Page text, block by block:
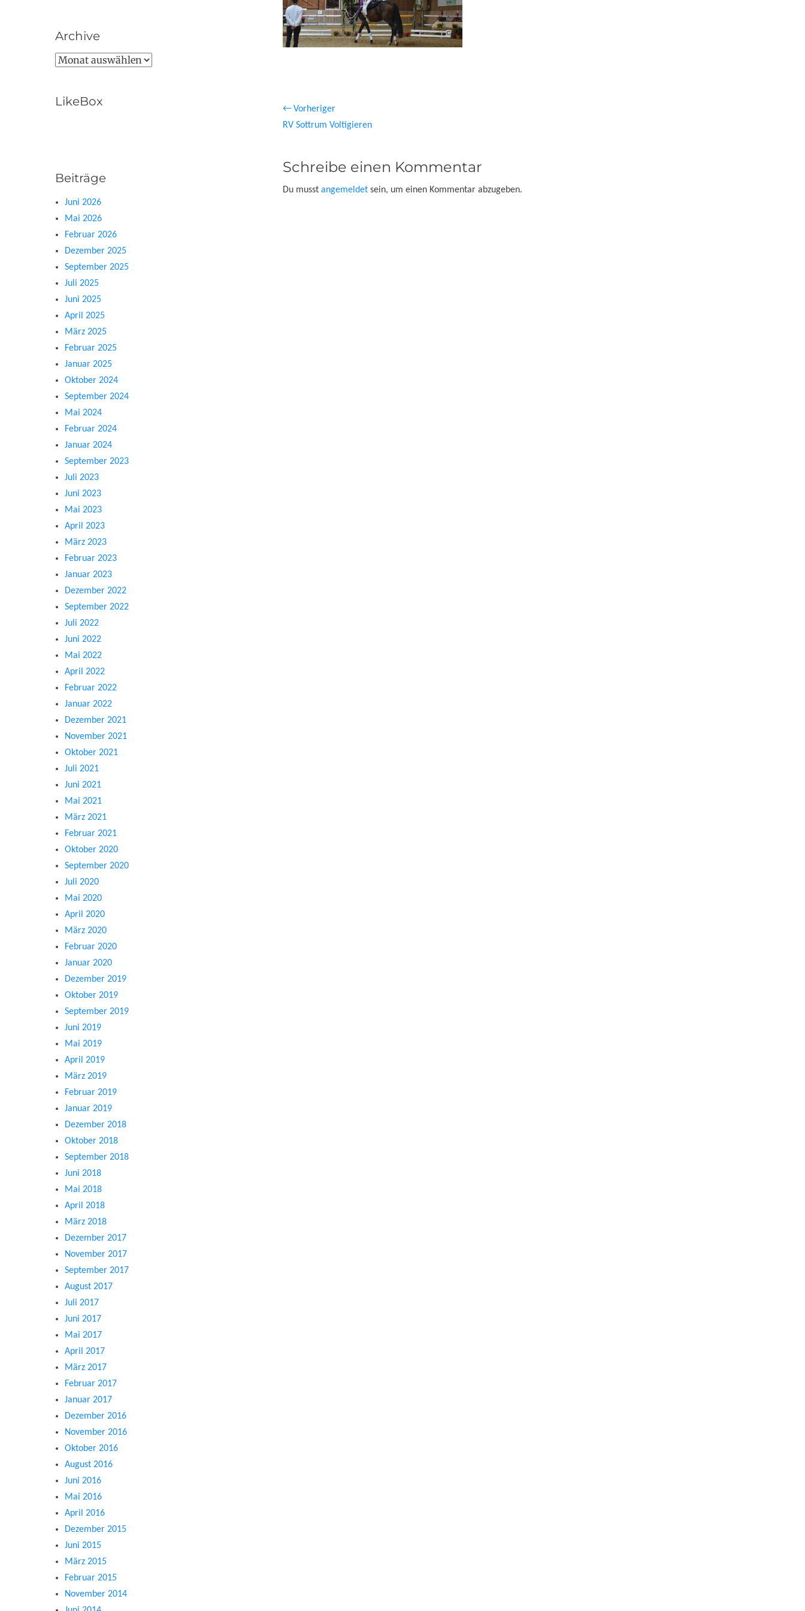
Beitragsnavigation
← Vorheriger
Vorheriger
RV Sottrum Voltigieren
Schreibe einen Kommentar
Du musst angemeldet sein, um einen Kommentar abzugeben.
Archive
Archive
LikeBox
Beiträge
Juni 2026
Mai 2026
Februar 2026
Dezember 2025
September 2025
Juli 2025
Juni 2025
April 2025
März 2025
Februar 2025
Januar 2025
Oktober 2024
September 2024
Mai 2024
Februar 2024
Januar 2024
September 2023
Juli 2023
Juni 2023
Mai 2023
April 2023
März 2023
Februar 2023
Januar 2023
Dezember 2022
September 2022
Juli 2022
Juni 2022
Mai 2022
April 2022
Februar 2022
Januar 2022
Dezember 2021
November 2021
Oktober 2021
Juli 2021
Juni 2021
Mai 2021
März 2021
Februar 2021
Oktober 2020
September 2020
Juli 2020
Mai 2020
April 2020
März 2020
Februar 2020
Januar 2020
Dezember 2019
Oktober 2019
September 2019
Juni 2019
Mai 2019
April 2019
März 2019
Februar 2019
Januar 2019
Dezember 2018
Oktober 2018
September 2018
Juni 2018
Mai 2018
April 2018
März 2018
Dezember 2017
November 2017
September 2017
August 2017
Juli 2017
Juni 2017
Mai 2017
April 2017
März 2017
Februar 2017
Januar 2017
Dezember 2016
November 2016
Oktober 2016
August 2016
Juni 2016
Mai 2016
April 2016
Dezember 2015
Juni 2015
März 2015
Februar 2015
November 2014